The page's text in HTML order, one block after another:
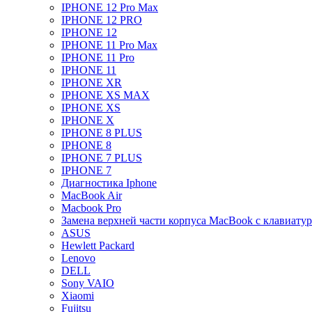
IPHONE 12 Pro Max
IPHONE 12 PRO
IPHONE 12
IPHONE 11 Pro Max
IPHONE 11 Pro
IPHONE 11
IPHONE XR
IPHONE XS MAX
IPHONE XS
IPHONE X
IPHONE 8 PLUS
IPHONE 8
IPHONE 7 PLUS
IPHONE 7
Диагностика Iphone
MacBook Air
Macbook Pro
Замена верхней части корпуса MacBook с
ASUS
Hewlett Packard
Lenovo
DELL
Sony VAIO
Xiaomi
Fujitsu